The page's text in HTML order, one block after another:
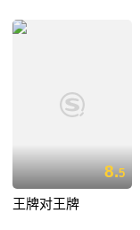
8.5
王牌对王牌